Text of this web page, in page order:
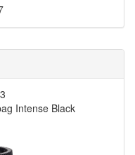
Intense Black